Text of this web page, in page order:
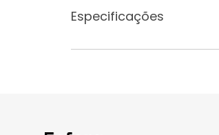
Especificações